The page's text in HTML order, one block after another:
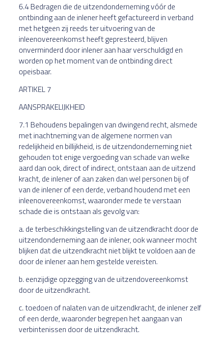
6.4 Bedragen die de uitzendonderneming vóór de
ontbinding aan de inlener heeft gefactureerd in verband
met hetgeen zij reeds ter uitvoering van de
inleenovereenkomst heeft gepresteerd, blijven
onverminderd door inlener aan haar verschuldigd en
worden op het moment van de ontbinding direct
opeisbaar.
ARTIKEL 7
AANSPRAKELIJKHEID
7.1 Behoudens bepalingen van dwingend recht, alsmede
met inachtneming van de algemene normen van
redelijkheid en billijkheid, is de uitzendonderneming niet
gehouden tot enige vergoeding van schade van welke
aard dan ook, direct of indirect, ontstaan aan de uitzend
kracht, de inlener of aan zaken dan wel personen bij of
van de inlener of een derde, verband houdend met een
inleenovereenkomst, waaronder mede te verstaan
schade die is ontstaan als gevolg van:
a. de terbeschikkingstelling van de uitzendkracht door de
uitzendonderneming aan de inlener, ook wanneer mocht
blijken dat die uitzendkracht niet blijkt te voldoen aan de
door de inlener aan hem gestelde vereisten.
b. eenzijdige opzegging van de uitzendovereenkomst
door de uitzendkracht.
c. toedoen of nalaten van de uitzendkracht, de inlener zelf
of een derde, waaronder begrepen het aangaan van
verbintenissen door de uitzendkracht.